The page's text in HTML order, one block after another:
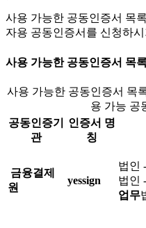
사용 가능한 공동인증서 목
자용 공동인증서를 신청하
사용 가능한 공동인증서 목
사용 가능한 공동인증서 목
용 가능 공
공동인증기
관
인증서 명
칭
금융결제
원
yessign
법인 -
법인 -
업무